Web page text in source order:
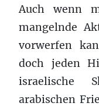
Auch wenn
mangelnde
vorwerfen
doch jeden
israelische
arabischen